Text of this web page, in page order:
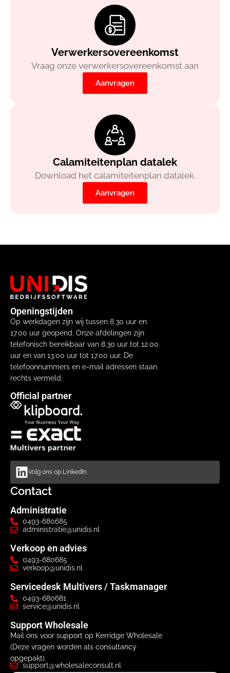
Verwerkersovereenkomst
Vraag onze verwerkersovereenkomst aan
Aanvragen
Calamiteitenplan datalek
Download het calamiteitenplan datalek.
Aanvragen
Openingstijden
Op werkdagen zijn wij tussen 8.30 uur en
17.00 uur geopend. Onze afdelingen zijn
telefonisch bereikbaar van 8.30 uur tot 12.00
uur en van 13.00 uur tot 17.00 uur. De
telefoonnummers en e-mail adressen staan
rechts vermeld.
Official partner
Volg ons op LinkedIn
Contact
Administratie
0493-680685
administratie@unidis.nl
Verkoop en advies
0493-680685
verkoop@unidis.nl
Servicedesk Multivers / Taskmanager
0493-680681
service@unidis.nl
Support Wholesale
Mail ons voor support op Kerridge Wholesale
(Deze vragen worden als consultancy
opgepakt).
support@wholesaleconsult.nl